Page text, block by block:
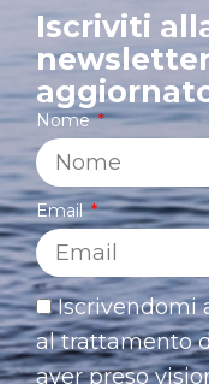
Iscriviti
Nome
Email
Iscrivendomi
al trattamento
aver preso